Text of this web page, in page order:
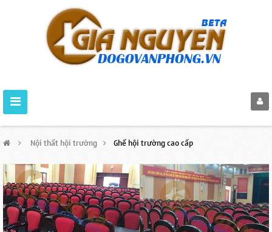
> Nội thất hội trường > Ghế hội trường cao cấp